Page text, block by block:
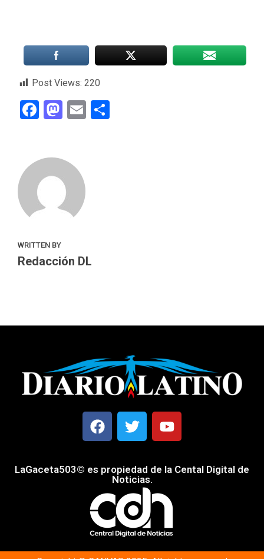
Post Views: 220
Facebook
Mastodon
Email
WRITTEN BY
Redacción DL
LaGaceta503© es propiedad de la Cental Digital de
Noticias.